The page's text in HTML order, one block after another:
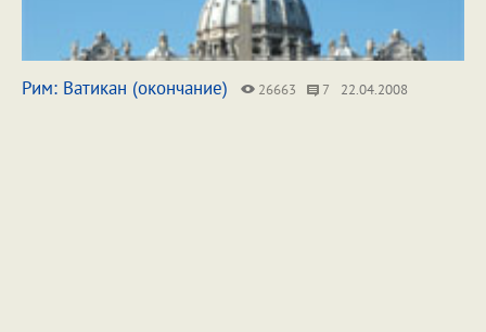
Рим: Ватикан (окончание) 26663 7 22.04.2008